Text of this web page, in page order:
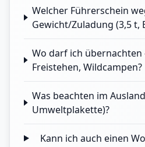
Welcher Führerschein
Gewicht/Zuladung (3,5 t,
Wo darf ich übernachten
Freistehen, Wildcampen?
Was beachten im
Umweltplakette)?
Kann ich auch einen